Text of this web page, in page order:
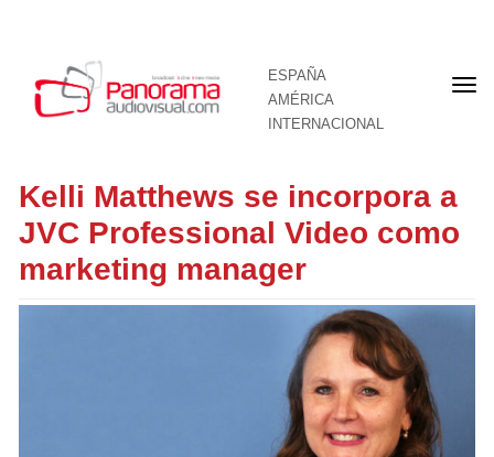
ESPAÑA
AMÉRICA
INTERNACIONAL
Kelli Matthews se incorpora a
JVC Professional Video como
marketing manager